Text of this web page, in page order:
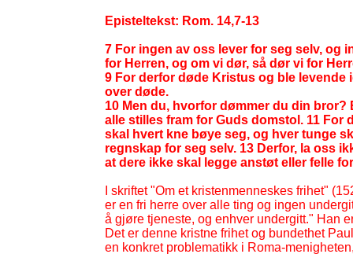
Episteltekst: Rom. 14,7-13
7 For ingen av oss lever for seg selv, og
for Herren, og om vi dør, så dør vi for
9 For derfor døde Kristus og ble
over døde.
10 Men du, hvorfor dømmer du din
alle stilles fram for Guds domstol. 11 For
skal hvert kne bøye seg, og hver tunge
regnskap for seg selv. 13 Derfor, la oss
at dere ikke skal legge anstøt eller felle
I skriftet "Om et kristenmenneskes frihet"
er en fri herre over alle ting og ingen
å gjøre tjeneste, og enhver undergitt." Han
Det er denne kristne frihet og bundethet
en konkret problematikk i Roma-